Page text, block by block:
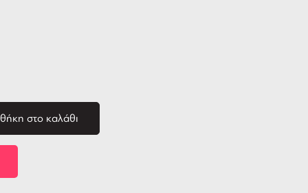
στο καλάθι